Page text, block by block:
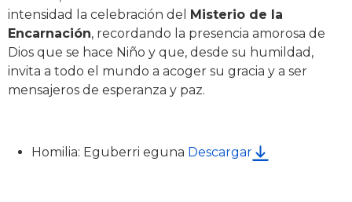
intensidad la celebración del Misterio de la
Encarnación, recordando la presencia amorosa de
Dios que se hace Niño y que, desde su humildad,
invita a todo el mundo a acoger su gracia y a ser
mensajeros de esperanza y paz.
Homilia: Eguberri eguna Descargar